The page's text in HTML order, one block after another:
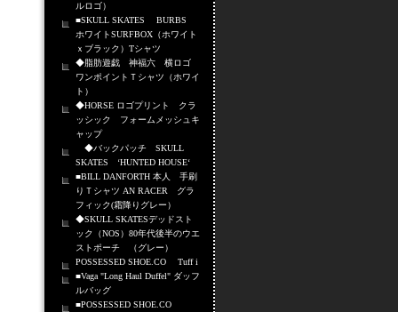
ルロゴ）
■SKULL SKATES BURBS
ホワイトSURFBOX（ホワイト
ｘブラック）Tシャツ
◆脂肪遊戯 神福六 横ロゴ
ワンポイントＴシャツ（ホワイ
ト）
◆HORSE ロゴプリント クラ
ッシック フォームメッシュキ
ャップ
◆バックパッチ SKULL
SKATES ‘HUNTED HOUSE‘
■BILL DANFORTH 本人 手刷
りＴシャツ AN RACER グラ
フィック(霜降りグレー）
◆SKULL SKATESデッドスト
ック（NOS）80年代後半のウエ
ストポーチ （グレー）
POSSESSED SHOE.CO Tuff i
■Vaga "Long Haul Duffel" ダッフ
ルバッグ
■POSSESSED SHOE.CO